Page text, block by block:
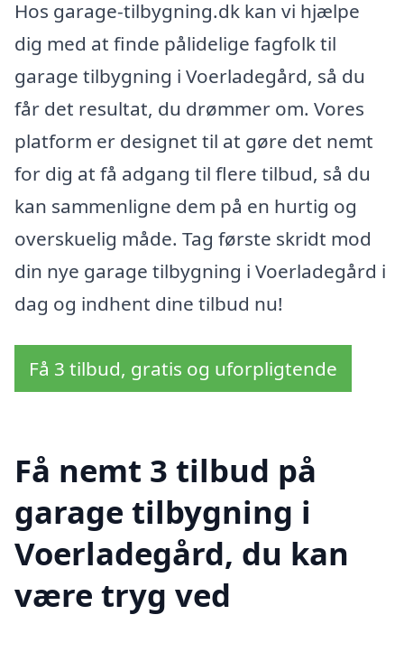
Hos garage-tilbygning.dk kan vi hjælpe
dig med at finde pålidelige fagfolk til
garage tilbygning i Voerladegård, så du
får det resultat, du drømmer om. Vores
platform er designet til at gøre det nemt
for dig at få adgang til flere tilbud, så du
kan sammenligne dem på en hurtig og
overskuelig måde. Tag første skridt mod
din nye garage tilbygning i Voerladegård i
dag og indhent dine tilbud nu!
Få 3 tilbud, gratis og uforpligtende
Få nemt 3 tilbud på
garage tilbygning i
Voerladegård, du kan
være tryg ved